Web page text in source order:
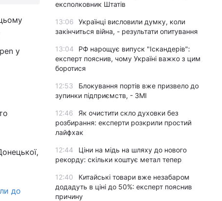
у
до
експолковник Штатів
13:06
Українці висловили думку, коли
закінчиться війна, - результати опитування
13:04
РФ нарощує випуск "Іскандерів":
експерт пояснив, чому Україні важко з цим
боротися
12:53
Блокування портів вже призвело до
зупинки підприємств, - ЗМІ
12:46
Як очистити скло духовки без
розбирання: експерти розкрили простий
лайфхак
12:44
Ціни на мідь на шляху до нового
рекорду: скільки коштує метал тепер
12:40
Китайські товари вже незабаром
додадуть в ціні до 50%: експерт пояснив
причину